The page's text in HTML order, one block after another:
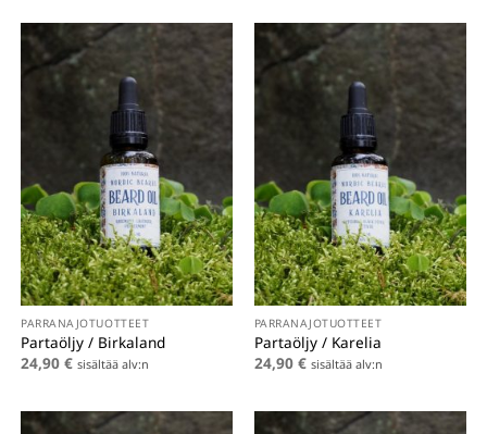
PARRANAJOTUOTTEET
Partaöljy / Birkaland
24,90€ sisältää alv:n
PARRANAJOTUOTTEET
Partaöljy / Karelia
24,90 € sisältää alv:n